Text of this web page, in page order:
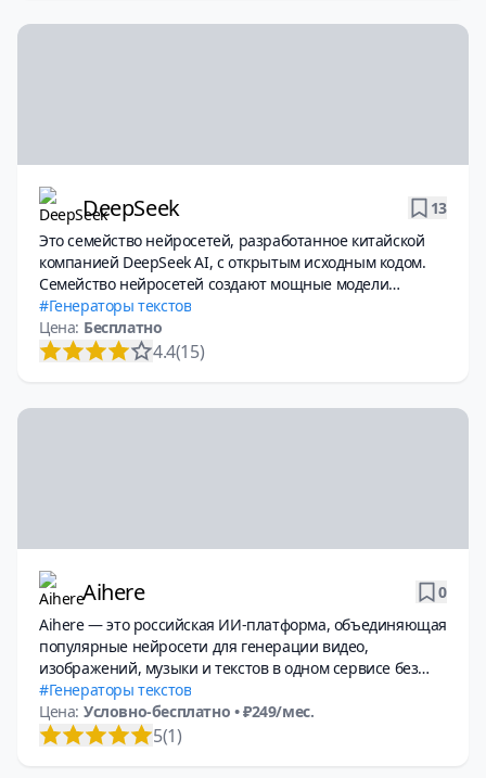
DeepSeek
13
Это семейство нейросетей, разработанное китайской
компанией DeepSeek AI, с открытым исходным кодом.
Семейство нейросетей создают мощные модели
искусственного интеллекта, аналогичные OpenAI GPT и
Google Gemini.
Генераторы текстов
Цена: Бесплатно
4.4(15)
Aihere
0
Aihere — это российская ИИ-платформа, объединяющая
популярные нейросети для генерации видео,
изображений, музыки и текстов в одном сервисе без
необходимости использовать VPN
Генераторы текстов
Цена: Условно-бесплатно • ₽249/мес.
5(1)